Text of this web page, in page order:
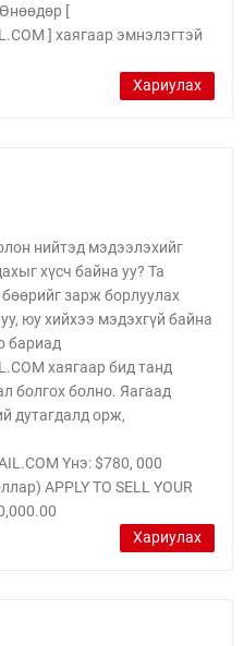
[
] хаягаар эмнэлэгтэй
Хариулах
нийтэд мэдээлэхийг
хүсч байна уу? Та
зарж борлуулах
юу хийхээ мэдэхгүй байна
бариад
хаягаар бид танд
болгох болно. Яагаад
дутагдалд орж,
Yнэ: $780, 000
APPLY TO SELL YOUR
Хариулах